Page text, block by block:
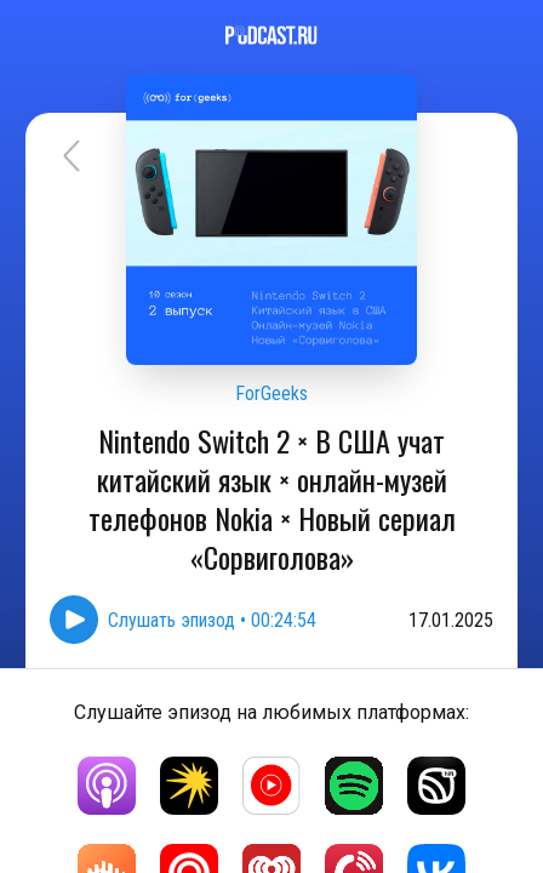
ForGeeks
Nintendo Switch 2 × В США учат
китайский язык × онлайн-музей
телефонов Nokia × Новый сериал
«Сорвиголова»
Слушать эпизод • 00:24:54 17.01.2025
Слушайте эпизод на любимых платформах: